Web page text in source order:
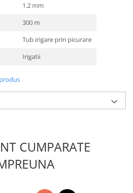
1.2 mm
300 m
Tub irigare prin picurare
Irigatii
CUMPARATE